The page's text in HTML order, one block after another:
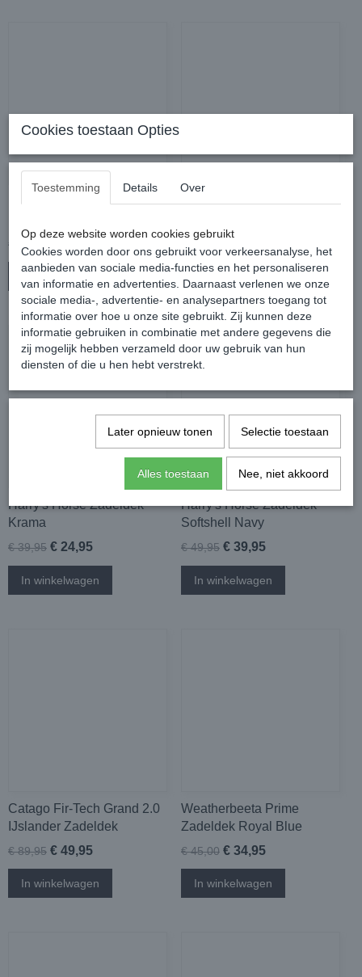
Harry's Horse Zadeldek
€ 49,95
In winkelwagen
Harry's Horse Zadeldek
€ 49,95
In winkelwagen
Harry's Horse Zadeldek
Krama
€ 39,95 € 24,95
In winkelwagen
Harry's Horse Zadeldek
Softshell Navy
€ 49,95 € 39,95
In winkelwagen
Catago Fir-Tech Grand 2.0
IJslander Zadeldek
€ 89,95 € 49,95
In winkelwagen
Weatherbeeta Prime
Zadeldek Royal Blue
€ 45,00 € 34,95
In winkelwagen
Cookies toestaan Opties
Toestemming Details Over
Op deze website worden cookies gebruikt
Cookies worden door ons gebruikt voor verkeersanalyse, het
aanbieden van sociale media-functies en het personaliseren
van informatie en advertenties. Daarnaast verlenen we onze
sociale media-, advertentie- en analysepartners toegang tot
informatie over hoe u onze site gebruikt. Zij kunnen deze
informatie gebruiken in combinatie met andere gegevens die
zij mogelijk hebben verzameld door uw gebruik van hun
diensten of die u hen hebt verstrekt.
Later opnieuw tonen Selectie toestaan
Alles toestaan Nee, niet akkoord